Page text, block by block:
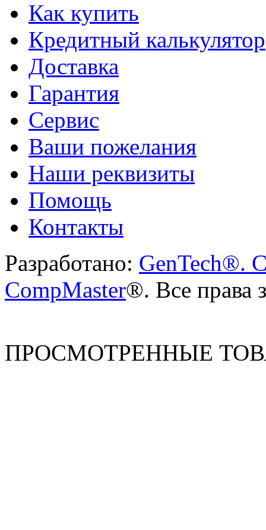
Как купить
Кредитный калькулятор
Доставка
Гарантия
Сервис
Ваши пожелания
Наши реквизиты
Помощь
Контакты
Разработано: GenTech®.
CompMaster®. Все права
ПРОСМОТРЕННЫЕ